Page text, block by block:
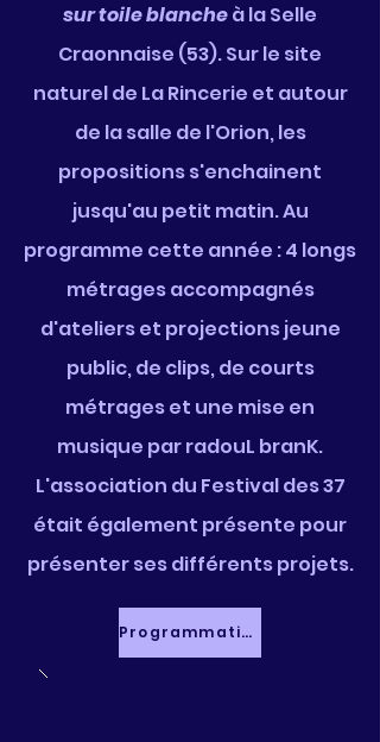
sur toile blancheà la Selle
Craonnaise (53). Sur le site
naturel de La Rincerie et autour
de la salle de l'Orion, les
propositions s'enchainent
jusqu'au petit matin. Au
programme cette année : 4 longs
métragesaccompagnés
d'ateliers et projections jeune
public, de clips, de courts
métrages et une mise en
musique par radouL branK.
L'association du Festival des 37
était également présente pour
présenter ses différents projets.
Programmation